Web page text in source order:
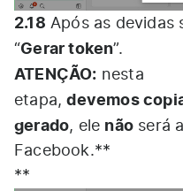
2.18 Após as devidas
“Gerar token”.
ATENÇÃO: nesta
etapa,devemos
gerado, ele não será
Facebook.**
**